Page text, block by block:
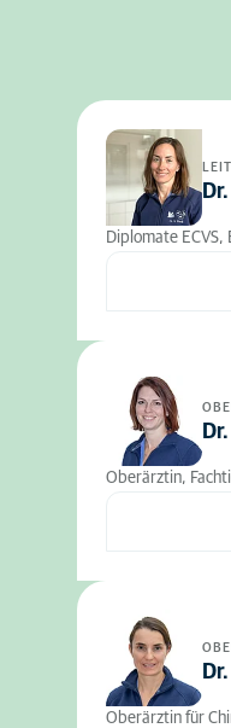
Diplomate
Oberärztin,
Oberärztin für